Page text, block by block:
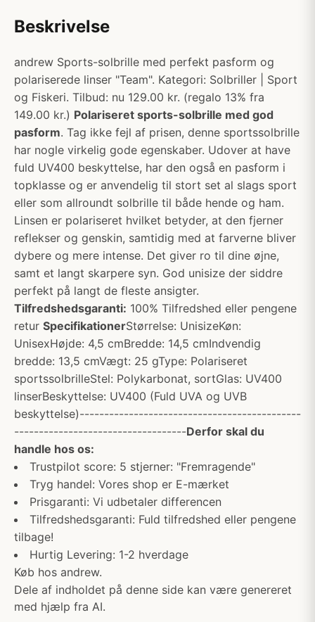
Beskrivelse
andrew Sports-solbrille med perfekt pasform og
polariserede linser "Team". Kategori: Solbriller | Sport
og Fiskeri. Tilbud: nu 129.00 kr. (regalo 13% fra
149.00 kr.) Polariseret sports-solbrille med god
pasform. Tag ikke fejl af prisen, denne sportssolbrille
har nogle virkelig gode egenskaber. Udover at have
fuld UV400 beskyttelse, har den også en pasform i
topklasse og er anvendelig til stort set al slags sport
eller som allroundt solbrille til både hende og ham.
Linsen er polariseret hvilket betyder, at den fjerner
reflekser og genskin, samtidig med at farverne bliver
dybere og mere intense. Det giver ro til dine øjne,
samt et langt skarpere syn. God unisize der siddre
perfekt på langt de fleste ansigter.
Tilfredshedsgaranti: 100% Tilfredshed eller pengene
retur SpecifikationerStørrelse: UnisizeKøn:
UnisexHøjde: 4,5 cmBredde: 14,5 cmIndvendig
bredde: 13,5 cmVægt: 25 gType: Polariseret
sportssolbrilleStel: Polykarbonat, sortGlas: UV400
linserBeskyttelse: UV400 (Fuld UVA og UVB
beskyttelse)---------------------------------------------
-----------------------------------Derfor skal du
handle hos os:
Trustpilot score: 5 stjerner: "Fremragende"
Tryg handel: Vores shop er E-mærket
Prisgaranti: Vi udbetaler differencen
Tilfredshedsgaranti: Fuld tilfredshed eller pengene
tilbage!
Hurtig Levering: 1-2 hverdage
Køb hos andrew.
Dele af indholdet på denne side kan være genereret
med hjælp fra AI.